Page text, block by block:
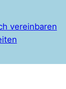
vereinbaren